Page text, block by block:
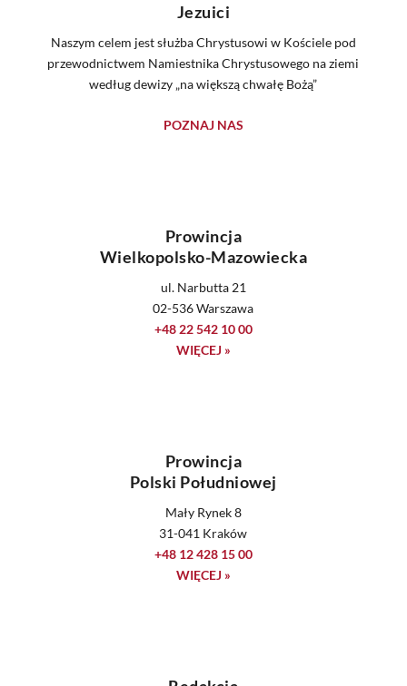
Jezuici
Naszym celem jest służba Chrystusowi w Kościele pod
przewodnictwem Namiestnika Chrystusowego na ziemi
według dewizy „na większą chwałę Bożą”
POZNAJ NAS
Prowincja
Wielkopolsko-Mazowiecka
ul. Narbutta 21
02-536 Warszawa
+48 22 542 10 00
WIĘCEJ »
Prowincja
Polski Południowej
Mały Rynek 8
31-041 Kraków
+48 12 428 15 00
WIĘCEJ »